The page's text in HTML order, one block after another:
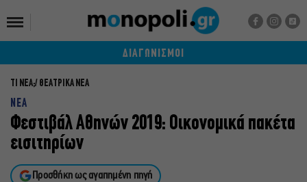
ΔΙΑΓΩΝΙΣΜΟΙ
ΤΙ ΝΕΑ; ΘΕΑΤΡΙΚΑ ΝΕΑ
ΝΕΑ
Φεστιβάλ Αθηνών 2019: Οικονομικά πακέτα
εισιτηρίων
Προσθήκη ως αγαπημένη πηγή